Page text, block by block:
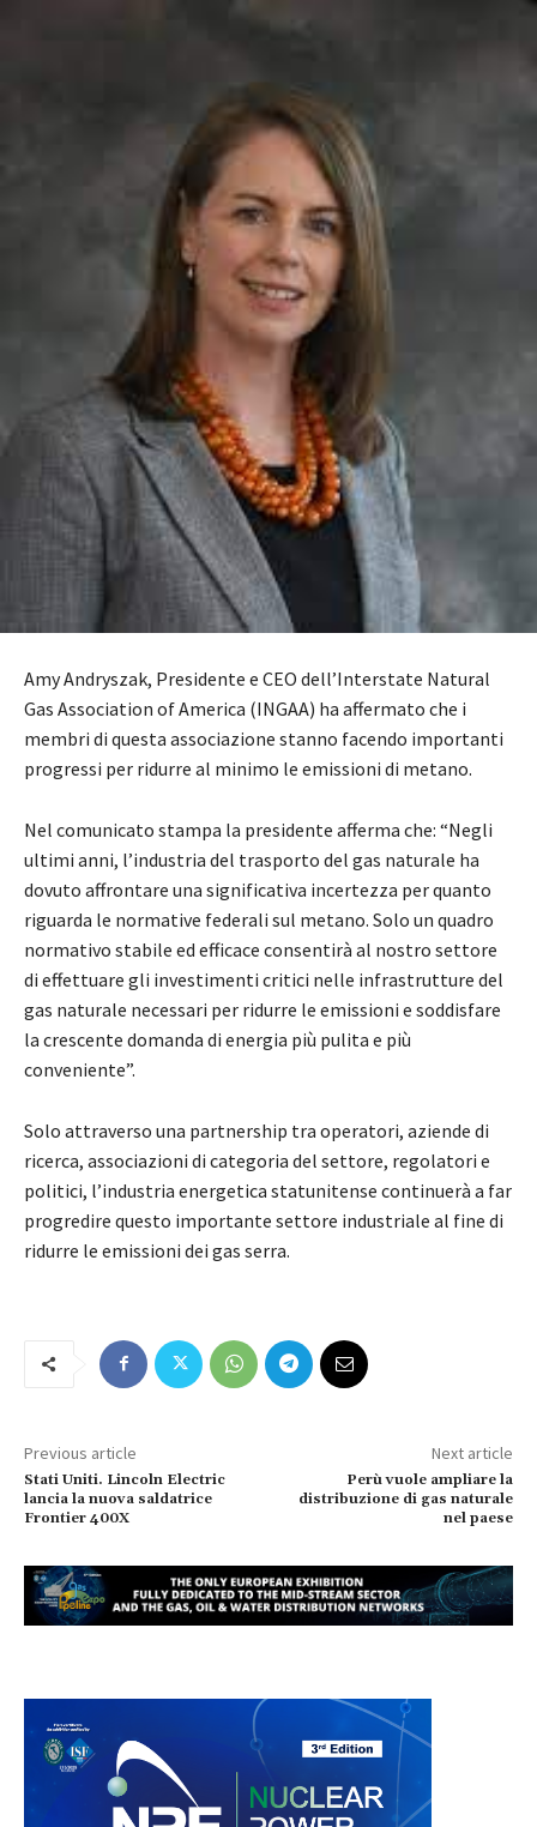
Amy Andryszak, Presidente e CEO dell’Interstate Natural
Gas Association of America (INGAA) ha affermato che i
membri di questa associazione stanno facendo importanti
progressi per ridurre al minimo le emissioni di metano.
Nel comunicato stampa la presidente afferma che: “Negli
ultimi anni, l’industria del trasporto del gas naturale ha
dovuto affrontare una significativa incertezza per quanto
riguarda le normative federali sul metano. Solo un quadro
normativo stabile ed efficace consentirà al nostro settore
di effettuare gli investimenti critici nelle infrastrutture del
gas naturale necessari per ridurre le emissioni e soddisfare
la crescente domanda di energia più pulita e più
conveniente”.
Solo attraverso una partnership tra operatori, aziende di
ricerca, associazioni di categoria del settore, regolatori e
politici, l’industria energetica statunitense continuerà a far
progredire questo importante settore industriale al fine di
ridurre le emissioni dei gas serra.
Previous article
Stati Uniti. Lincoln Electric
lancia la nuova saldatrice
Frontier 400X
Next article
Perù vuole ampliare la
distribuzione di gas naturale
nel paese